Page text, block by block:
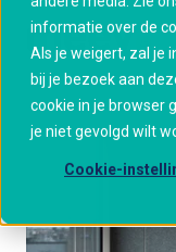
informatie over de
Als je weigert, zal je
bij je bezoek aan
cookie in je browser
je niet gevolgd wilt
Cookie-